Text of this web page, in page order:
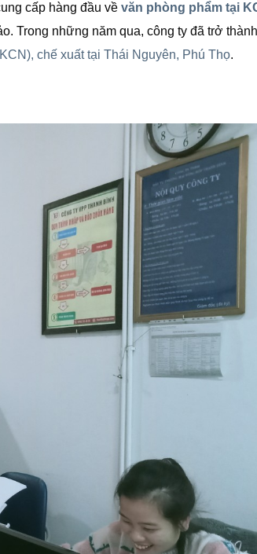
cấp hàng đầu về văn phòng phẩm tại
Trong những năm qua, công ty đã trở
chế xuất tại Thái Nguyên, Phú Thọ.